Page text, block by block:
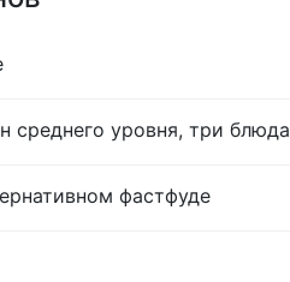
среднего уровня, три блюда
фастфуде